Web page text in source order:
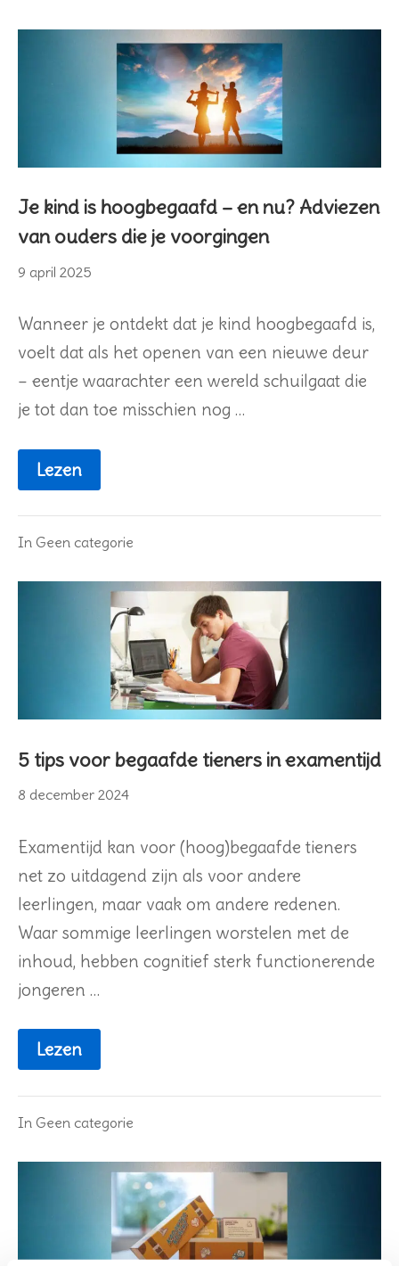
Je kind is hoogbegaafd – en nu? Adviezen
van ouders die je voorgingen
9 april 2025
2025
Wanneer je ontdekt dat je kind hoogbegaafd is,
voelt dat als het openen van een nieuwe deur
– eentje waarachter een wereld schuilgaat die
je tot dan toe misschien nog …
Lezen
In Geen categorie
5 tips voor begaafde tieners in examentijd
8 december 202414
2024
Examentijd kan voor (hoog)begaafde tieners
net zo uitdagend zijn als voor andere
leerlingen, maar vaak om andere redenen.
Waar sommige leerlingen worstelen met de
inhoud, hebben cognitief sterk functionerende
jongeren …
Lezen
In Geen categorie